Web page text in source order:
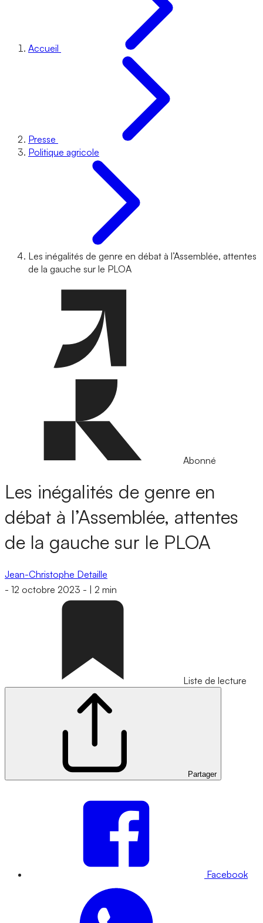
Accueil
Presse
Politique agricole
Les inégalités de genre en débat à l’Assemblée, attentes
de la gauche sur le PLOA
Abonné
Les inégalités de genre en
débat à l’Assemblée, attentes
de la gauche sur le PLOA
Jean-Christophe Detaille
- 12 octobre 2023 - 2 min
Liste de lecture
Partager
Facebook